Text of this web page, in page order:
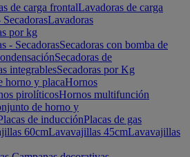
de carga frontalLavadoras de carga
Lavadoras
por kg
- SecadorasSecadoras con bomba de
Secadoras de
integrablesSecadoras por Kg
horno y placaHornos
pirolíticosHornos multifunción
de horno y
de inducciónPlacas de gas
60cmLavavajillas 45cmLavavajillas